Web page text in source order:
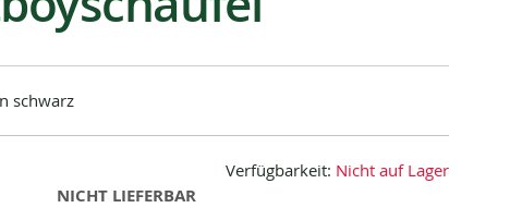
schwarz
Verfügbarkeit: Nicht auf Lager
NICHT LIEFERBAR